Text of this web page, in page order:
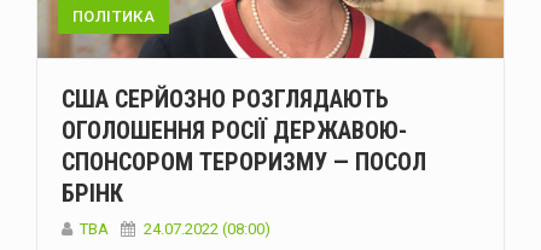
ПОЛІТИКА
США СЕРЙОЗНО РОЗГЛЯДАЮТЬ
ОГОЛОШЕННЯ РОСІЇ ДЕРЖАВОЮ-
СПОНСОРОМ ТЕРОРИЗМУ — ПОСОЛ
БРІНК
ТВА 24.07.2022 (08:00)